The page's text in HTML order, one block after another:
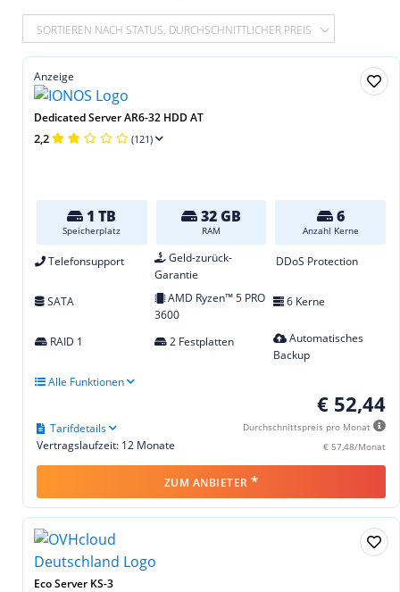
SORTIEREN NACH STATUS, DURCHSCHNITTLICHER PREIS
Anzeige
Dedicated Server AR6-32 HDD AT
2,2 (121)
1 TB
Speicherplatz
32 GB
RAM
6
Anzahl Kerne
Telefonsupport
Geld-zurück-
Garantie
DDoS Protection
SATA
AMD Ryzen™ 5 PRO
3600
6 Kerne
RAID 1 2 Festplatten
Automatisches
Backup
Alle Funktionen
€ 52,44
Durchschnittspreis pro Monat
€ 57,48/Monat
Vertragslaufzeit: 12 Monate
Tarifdetails
ZUM ANBIETER *
Eco Server KS-3